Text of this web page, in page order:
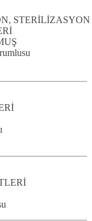
STERİLİZASYON